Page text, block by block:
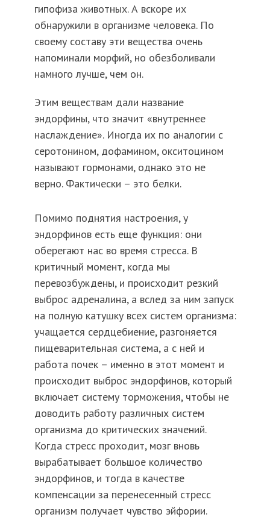
гипофиза животных. А вскоре их
обнаружили в организме человека. По
своему составу эти вещества очень
напоминали морфий, но обезболивали
намного лучше, чем он.
Этим веществам дали название
эндорфины, что значит «внутреннее
наслаждение». Иногда их по аналогии с
серотонином, дофамином, окситоцином
называют гормонами, однако это не
верно. Фактически – это белки.
Помимо поднятия настроения, у
эндорфинов есть еще функция: они
оберегают нас во время стресса. В
критичный момент, когда мы
перевозбуждены, и происходит резкий
выброс адреналина, а вслед за ним запуск
на полную катушку всех систем организма:
учащается сердцебиение, разгоняется
пищеварительная система, а с ней и
работа почек – именно в этот момент и
происходит выброс эндорфинов, который
включает систему торможения, чтобы не
доводить работу различных систем
организма до критических значений.
Когда стресс проходит, мозг вновь
вырабатывает большое количество
эндорфинов, и тогда в качестве
компенсации за перенесенный стресс
организм получает чувство эйфории.